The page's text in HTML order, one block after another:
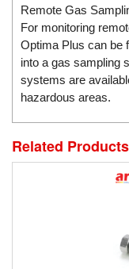
Dunkermotoren
Durag
Dwyer
DYH
E+H
Remote Gas
For monitoring
Optima Plus can be
into a gas sampling
systems are
hazardous areas.
Related Products